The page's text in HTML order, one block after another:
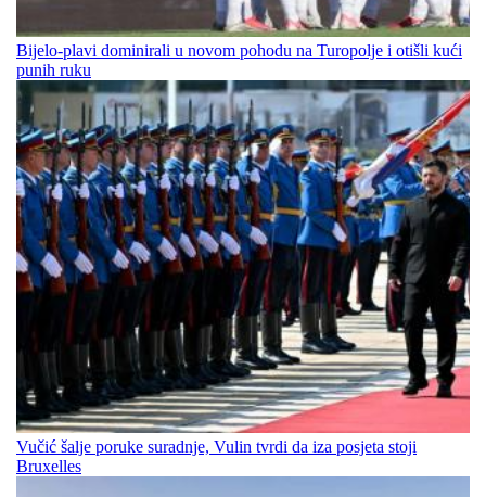
Bijelo-plavi dominirali u novom pohodu na Turopolje i otišli kući
punih ruku
Vučić šalje poruke suradnje, Vulin tvrdi da iza posjeta stoji
Bruxelles